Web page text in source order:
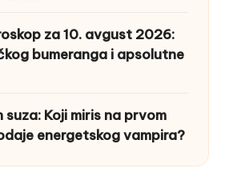
za 10. avgust 2026:
bumeranga i apsolutne
Koji miris na prvom
energetskog vampira?